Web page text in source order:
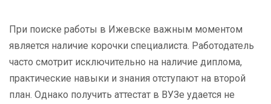
При поиске работы в Ижевске важным моментом
является наличие корочки специалиста. Работодатель
часто смотрит исключительно на наличие диплома,
практические навыки и знания отступают на второй
план. Однако получить аттестат в ВУЗе удается не